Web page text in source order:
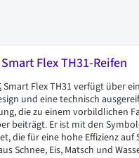
Flex TH31-Reifen
Smart Flex TH31 verfügt über
und eine technisch
die zu einem vorbildlichen
beiträgt. Er ist mit den
die für eine hohe Effizienz auf
Schnee, Eis, Matsch und